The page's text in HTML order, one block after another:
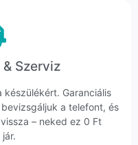
Szerviz
készülékért. Garanciális
a telefont, és
– neked ez 0 Ft